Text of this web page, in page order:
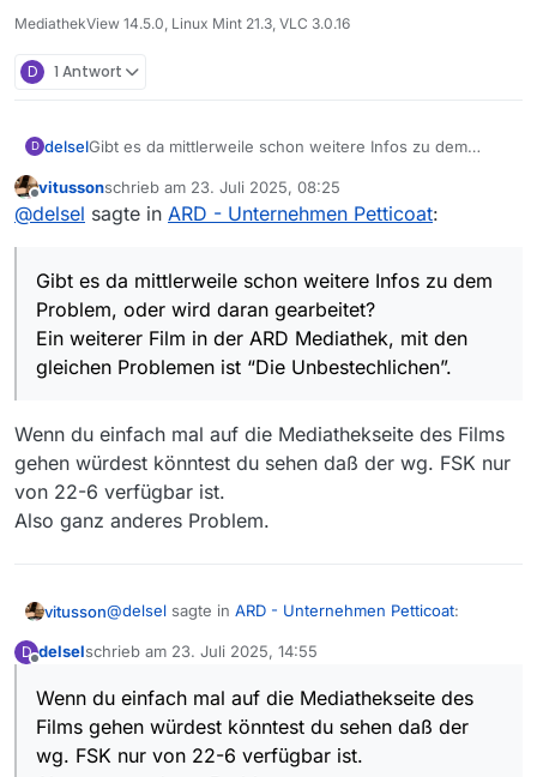
MediathekView 14.5.0, Linux Mint 21.3, VLC 3.0.16
D 1 Antwort
D delselGibt es da mittlerweile schon weitere Infos zu dem
Ein weiterer Film in der ARD Mediathek, mit den
gleichen Problemen ist “Die Unbestechlichen”.
Offline
vitussonschrieb am 23. Juli 2025, 08:25
zuletzt editiert von
@delsel sagte in ARD - Unternehmen Petticoat:
Gibt es da mittlerweile schon weitere Infos zu dem
Problem, oder wird daran gearbeitet?
Ein weiterer Film in der ARD Mediathek, mit den
gleichen Problemen ist “Die Unbestechlichen”.
Wenn du einfach mal auf die Mediathekseite des Films
gehen würdest könntest du sehen daß der wg. FSK nur
von 22-6 verfügbar ist.
Also ganz anderes Problem.
vitusson@delsel sagte in ARD - Unternehmen Petticoat:
dem Problem, oder wird daran gearbeitet?
Ein weiterer Film in der ARD Mediathek, mit den
gleichen Problemen ist “Die Unbestechlichen”.
Wenn du einfach mal auf die Mediathekseite des
Films gehen würdest könntest du sehen daß der wg.
FSK nur von 22-6 verfügbar ist.
D delselschrieb am 23. Juli 2025, 14:55
zuletzt editiert von
Wenn du einfach mal auf die Mediathekseite des
Films gehen würdest könntest du sehen daß der
wg. FSK nur von 22-6 verfügbar ist.